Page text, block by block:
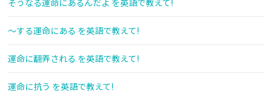
そうなる運命にあるんだよ を英語で教えて!
～する運命にある を英語で教えて!
運命に翻弄される を英語で教えて!
運命に抗う を英語で教えて!